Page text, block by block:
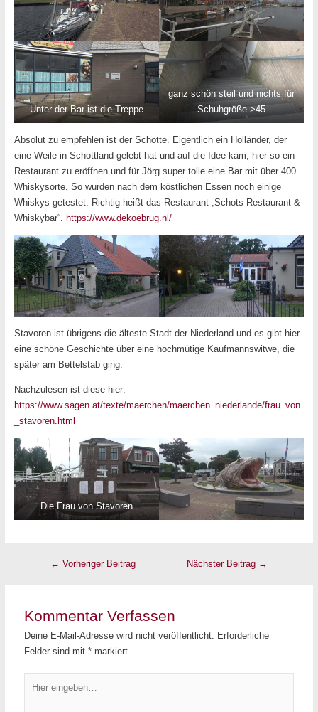
Unter der Bar ist die Treppe
ganz schön steil und nichts für
Schuhgröße >45
Absolut zu empfehlen ist der Schotte. Eigentlich ein Holländer, der
eine Weile in Schottland gelebt hat und auf die Idee kam, hier so ein
Restaurant zu eröffnen und für Jörg super tolle eine Bar mit über 400
Whiskysorte. So wurden nach dem köstlichen Essen noch einige
Whiskys getestet. Richtig heißt das Restaurant „Schots Restaurant &
Whiskybar“. https://www.dekoebrug.nl/
Stavoren ist übrigens die älteste Stadt der Niederland und es gibt hier
eine schöne Geschichte über eine hochmütige Kaufmannswitwe, die
später am Bettelstab ging.
Nachzulesen ist diese hier:
https://www.sagen.at/texte/maerchen/maerchen_niederlande/frau_von
_stavoren.html
Die Frau von Stavoren
← Vorheriger Beitrag Nächster Beitrag →
Kommentar Verfassen
Deine E-Mail-Adresse wird nicht veröffentlicht. Erforderliche
Felder sind mit* markiert
eingeben…